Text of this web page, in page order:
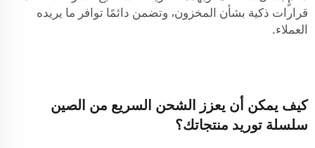
قرارات ذكية بشأن المخزون، وتضمن دائمًا توافر ما يريده
العملاء.
كيف يمكن أن يعزز الشحن السريع من الصين
سلسلة توريد منتجاتك؟